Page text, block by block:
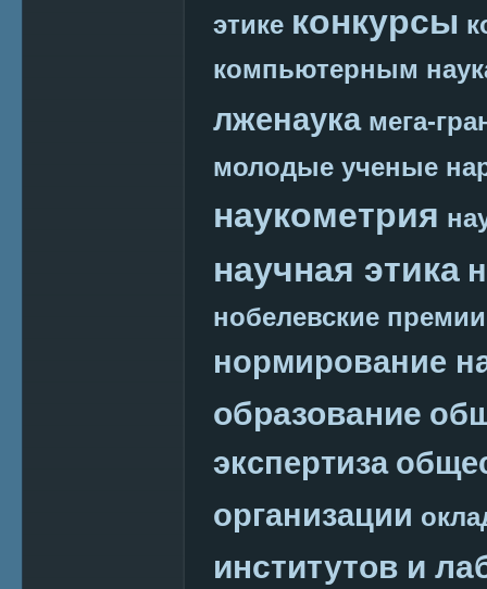
этике конкурсы
компьютерным
лженаука мега-
молодые ученые
наукометрия
научная этика
нобелевские премии
нормирование
образование
экспертиза
организации
институтов и